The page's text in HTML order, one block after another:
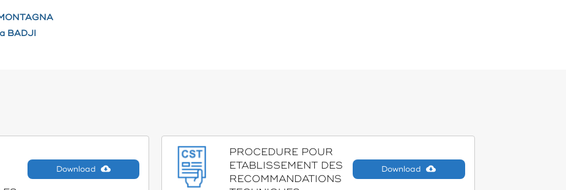
BADJI
Download
PROCEDURE POUR
ETABLISSEMENT DES
RECOMMANDATIONS
Download